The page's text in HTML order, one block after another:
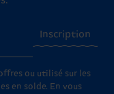
Inscription
ou utilisé sur les
en solde. En vous